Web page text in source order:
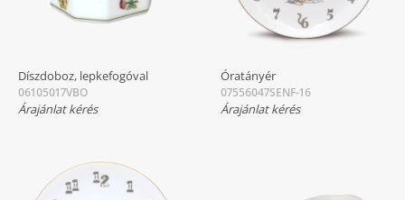
Díszdoboz, lepkefogóval
06105017VBO
Árajánlat kérés
Óratányér
07556047SENF-16
Árajánlat kérés